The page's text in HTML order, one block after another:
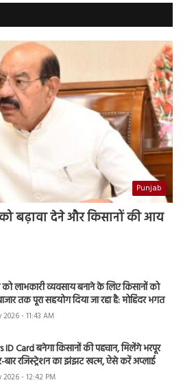
Punjab
बढ़ावा देने और किसानों की आय
को लाभकारी व्यवसाय बनाने के लिए किसानों को
तक पूरा सहयोग दिया जा रहा है: मोहिंदर भगत
2026 - 11:43 AM
ID Card बनेगा किसानों की पहचान, मिलेंगे भरपूर
बार रजिस्ट्रेशन का झंझट खत्म, ऐसे करें अप्लाई
2026 - 12:42 PM